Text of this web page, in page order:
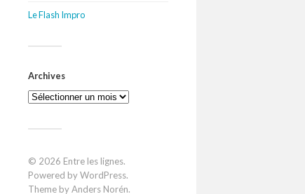
Le Flash Impro
Archives
Archives
© 2026 Entre les lignes.
Powered byWordPress.
Theme byAnders Norén.